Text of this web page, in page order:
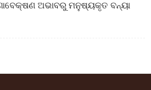
ଅଭାବରୁ ମନୁଷ୍ୟକୃତ ବନ୍ୟା